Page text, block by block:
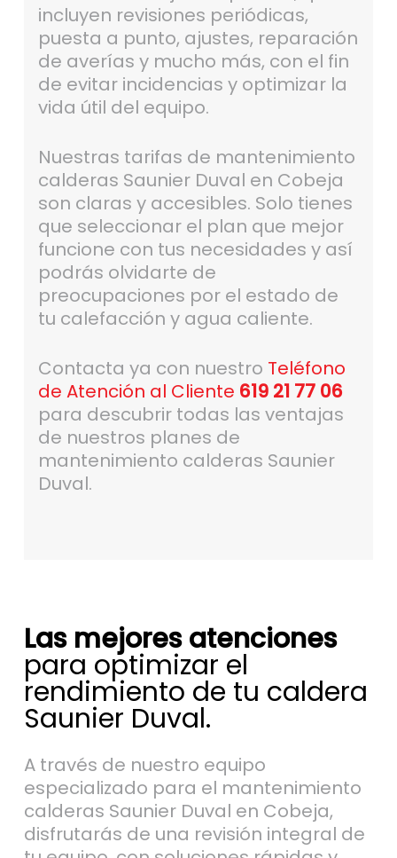
incluyen revisiones periódicas,
puesta a punto, ajustes, reparación
de averías y mucho más, con el fin
de evitar incidencias y optimizar la
vida útil del equipo.
Nuestras tarifas de mantenimiento
calderas Saunier Duval en Cobeja
son claras y accesibles. Solo tienes
que seleccionar el plan que mejor
funcione con tus necesidades y así
podrás olvidarte de
preocupaciones por el estado de
tu calefacción y agua caliente.
Contacta ya con nuestro Teléfono
de Atención al Cliente 619 21 77 06
para descubrir todas las ventajas
de nuestros planes de
mantenimiento calderas Saunier
Duval.
Las mejores atenciones
para optimizar el
rendimiento de tu caldera
Saunier Duval.
A través de nuestro equipo
especializado para el mantenimiento
calderas Saunier Duval en Cobeja,
disfrutarás de una revisión integral de